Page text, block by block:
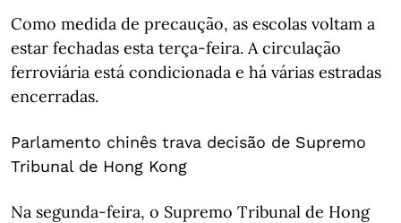
Como medida de precaução, as escolas voltam a
estar fechadas esta terça-feira. A circulação
ferroviária está condicionada e há várias estradas
encerradas.
Parlamento chinês trava decisão de Supremo
Tribunal de Hong Kong
Na segunda-feira, o Supremo Tribunal de Hong